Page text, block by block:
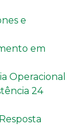
e
em
Operacional
24